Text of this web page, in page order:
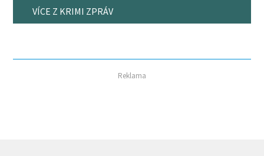
VÍCE Z KRIMI ZPRÁV
Reklama